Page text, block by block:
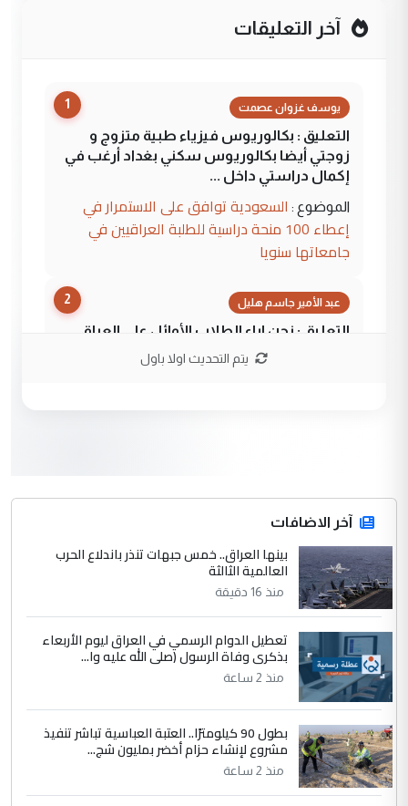
آخر التعليقات
1 يوسف غزوان عصمت
التعليق : بكالوريوس فيزياء طبية متزوج و
زوجتي أيضا بكالوريوس سكني بغداد أرغب في
إكمال دراستي داخل ...
الموضوع : السعودية توافق على الاستمرار في
إعطاء 100 منحة دراسية للطلبة العراقيين في
جامعاتها سنويا
2 عبد الأمير جاسم هليل
التعليق : نحن اباء الطلاب الأوائل على العراق
نتشرف بلقاء السيد احمد الصافي في العتبات
التعليق : قرار مستعجل جدا ولامصلحة فيه
للوزاره ولا للمواطن القرار الصائب يكون بعد
الاستماع للمدير ومغرفة ...
الموضوع :
وزير الصحة يعفي مدير مستشفى الكرخ
العام في بغداد
4 سردار
التعليق : واحد من عصابة علي ماما يسقط
جنسية الرافد الثالث للعراق ومن اصول عريقة
ابا فرات ...
الموضوع :
الجواهري يرد على صدام حسين سل
مضجعيك يابن الزنا (نص كامل)
يتم التحديث اولا باول
آخر الاضافات
بينها العراق.. خمس جبهات تنذر باندلاع الحرب
العالمية الثالثة
منذ 16 دقيقة
تعطيل الدوام الرسمي في العراق ليوم الأربعاء
بذكرى وفاة الرسول (صلى الله عليه وا...
منذ 2 ساعة
بطول 90 كيلومترًا.. العتبة العباسية تباشر تنفيذ
مشروع لإنشاء حزام أخضر بمليون شج...
منذ 2 ساعة